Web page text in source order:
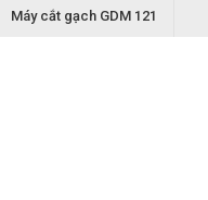
Máy cắt gạch GDM 121